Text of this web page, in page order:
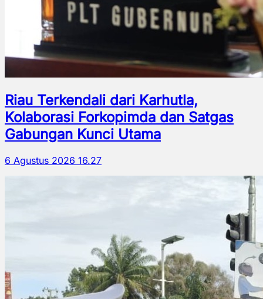
Riau Terkendali dari Karhutla,
Kolaborasi Forkopimda dan Satgas
Gabungan Kunci Utama
6 Agustus 2026 16.27